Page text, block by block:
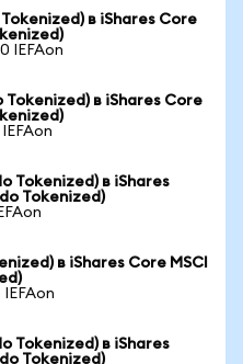
в iShares Core
IEFAon
Tokenized) в iShares Core
Tokenized) в iShares
Tokenized)
в iShares Core MSCI
Tokenized) в iShares
Tokenized)